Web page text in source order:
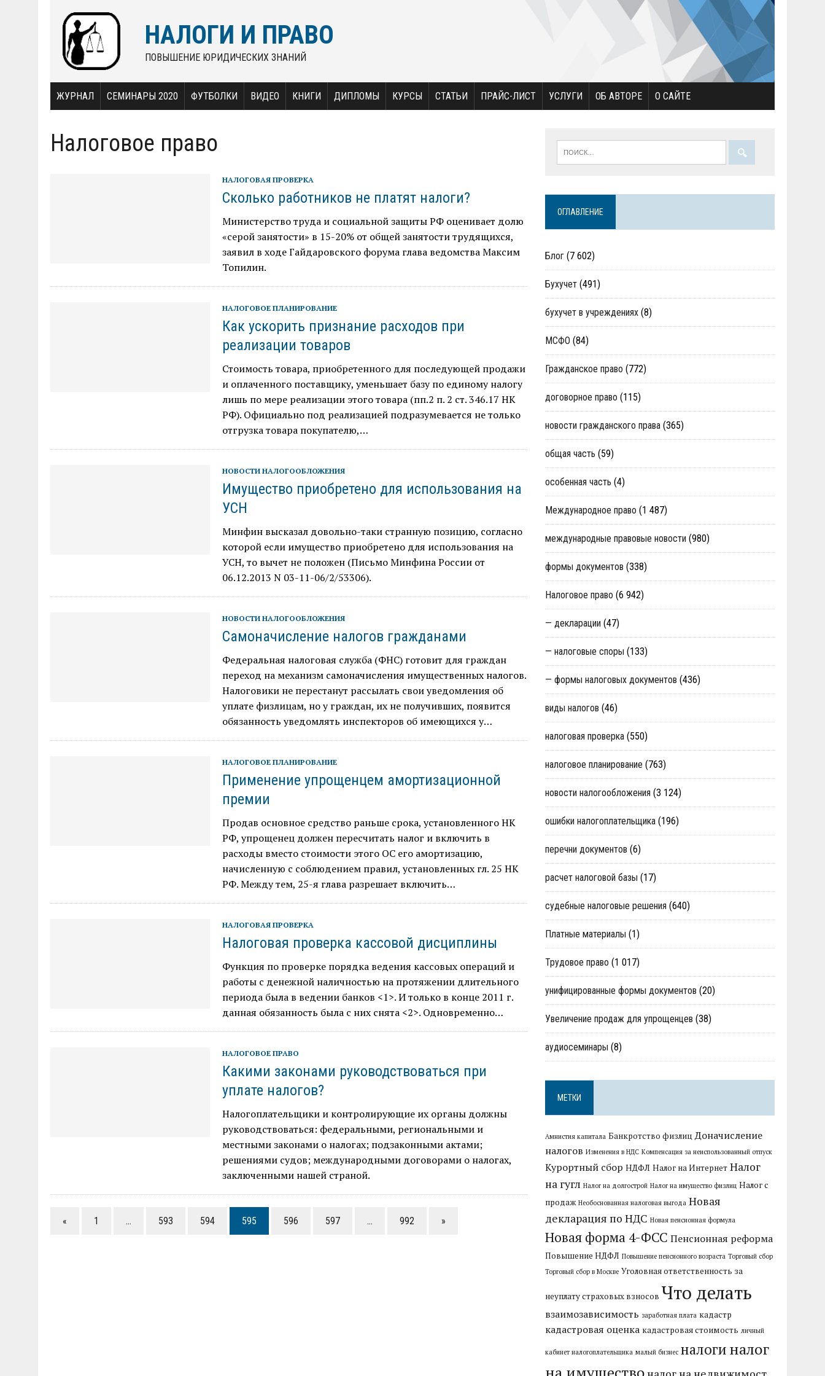
НАЛОГИ И ПРАВО
ПОВЫШЕНИЕ ЮРИДИЧЕСКИХ ЗНАНИЙ
ЖУРНАЛ СЕМИНАРЫ 2020 ФУТБОЛКИ ВИДЕО КНИГИ ДИПЛОМЫ КУРСЫ СТАТЬИ ПРАЙС-ЛИСТ УСЛУГИ ОБ АВТОРЕ О САЙТЕ
Налоговое право
НАЛОГОВАЯ ПРОВЕРКА
Сколько работников не платят налоги?
Министерство труда и социальной защиты РФ оценивает долю
«серой занятости» в 15-20% от общей занятости трудящихся,
заявил в ходе Гайдаровского форума глава ведомства Максим
Топилин.
НАЛОГОВОЕ ПЛАНИРОВАНИЕ
Как ускорить признание расходов при
реализации товаров
Стоимость товара, приобретенного для последующей продажи
и оплаченного поставщику, уменьшает базу по единому налогу
лишь по мере реализации этого товара (пп.2 п. 2 ст. 346.17 НК
РФ). Официально под реализацией подразумевается не только
отгрузка товара покупателю,…
НОВОСТИ НАЛОГООБЛОЖЕНИЯ
Имущество приобретено для использования на
УСН
Минфин высказал довольно-таки странную позицию, согласно
которой если имущество приобретено для использования на
УСН, то вычет не положен (Письмо Минфина России от
06.12.2013 N 03-11-06/2/53306).
НОВОСТИ НАЛОГООБЛОЖЕНИЯ
Самоначисление налогов гражданами
Федеральная налоговая служба (ФНС) готовит для граждан
переход на механизм самоначисления имущественных налогов.
Налоговики не перестанут рассылать свои уведомления об
уплате физлицам, но у граждан, их не получивших, появится
обязанность уведомлять инспекторов об имеющихся у…
НАЛОГОВОЕ ПЛАНИРОВАНИЕ
Применение упрощенцем амортизационной
премии
Продав основное средство раньше срока, установленного НК
РФ, упрощенец должен пересчитать налог и включить в
расходы вместо стоимости этого ОС его амортизацию,
начисленную с соблюдением правил, установленных гл. 25 НК
РФ. Между тем, 25-я глава разрешает включить…
НАЛОГОВАЯ ПРОВЕРКА
Налоговая проверка кассовой дисциплины
Функция по проверке порядка ведения кассовых операций и
работы с денежной наличностью на протяжении длительного
периода была в ведении банков <1>. И только в конце 2011 г.
данная обязанность была с них снята <2>. Одновременно…
НАЛОГОВОЕ ПРАВО
Какими законами руководствоваться при
уплате налогов?
Налогоплательщики и контролирующие их органы должны
руководствоваться: федеральными, региональными и
местными законами о налогах; подзаконными актами;
решениями судов; международными договорами о налогах,
заключенными нашей страной.
« 1 … 593 594 595 596 597 … 992 »
ОГЛАВЛЕНИЕ
Блог (7 602)
Бухучет (491)
бухучет в учреждениях (8)
МСФО (84)
Гражданское право (772)
договорное право (115)
новости гражданского права (365)
общая часть (59)
особенная часть (4)
Международное право (1 487)
международные правовые новости (980)
формы документов (338)
Налоговое право (6 942)
— декларации (47)
— налоговые споры (133)
— формы налоговых документов (436)
виды налогов (46)
налоговая проверка (550)
налоговое планирование (763)
новости налогообложения (3 124)
ошибки налогоплательщика (196)
перечни документов (6)
расчет налоговой базы (17)
судебные налоговые решения (640)
Платные материалы (1)
Трудовое право (1 017)
унифицированные формы документов (20)
Увеличение продаж для упрощенцев (38)
аудиосеминары (8)
МЕТКИ
Амнистия капитала Банкротство физлиц Доначисление
налогов Изменения в НДС Компенсация за неиспользованный отпуск
Курортный сбор НДФЛ Налог на Интернет Налог
на гугл Налог на долгострой Налог на имущество физлиц Налог с
продаж Необоснованная налоговая выгода Новая
декларация по НДС Новая пенсионная формула
Новая форма 4-ФСС Пенсионная реформа
Повышение НДФЛ Повышение пенсионного возраста Торговый сбор
Торговый сбор в Москве Уголовная ответственность за
неуплату страховых взносов Что делать
взаимозависимость заработная плата кадастр
кадастровая оценка кадастровая стоимость личный
кабинет налогоплательщика малый бизнес налоги налог